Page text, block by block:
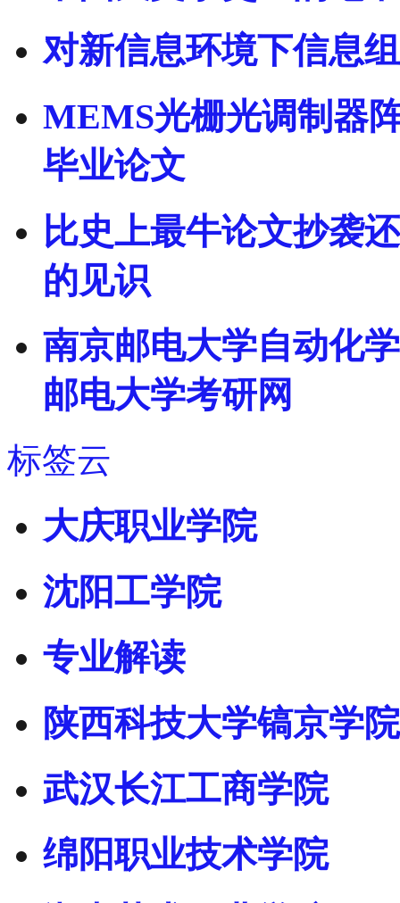
对新信息环境下信息
MEMS光栅光调制器
毕业论文
比史上最牛论文抄袭
的见识
南京邮电大学自动化
邮电大学考研网
标签云
大庆职业学院
沈阳工学院
专业解读
陕西科技大学镐京学院
武汉长江工商学院
绵阳职业技术学院